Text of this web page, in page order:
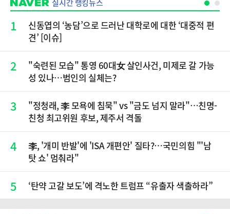
실시간 랭킹뉴스
1
신동엽의 ‘농담’으로 드러난 대학로에 대한 ‘대중적 편
견’ [이슈]
2
"숙련된 모습" 통영 60대女 살인사건, 미제로 갈 가능
성 있나…범인의 실체는?
3
"정청래, 李 모욕에 침묵" vs "금도 넘지 말라"…친명-
친청 최고위원 후보, 제주서 격돌
4
李, '개미 반발'에 'ISA 개편안' 질타?…국민의힘 "'남
탓 쇼' 멈춰라"
5 ‘탄약 고갈 보도’에 격노한 트럼프 “유출자 색출하라”